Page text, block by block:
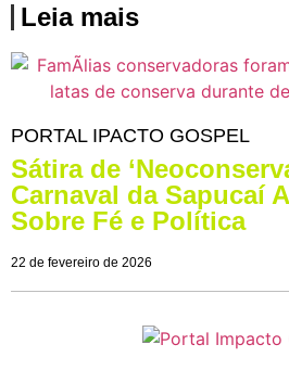
Leia mais
PORTAL IPACTO GOSPEL
Sátira de
Carnaval da Sapucaí
Sobre Fé e Política
22 de fevereiro de 2026